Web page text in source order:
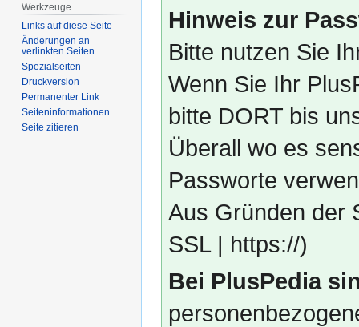
Hinweis zur
Bitte nutzen Sie
Wenn Sie Ihr
bitte DORT bis
Überall wo es
Passworte
Aus Gründen der
SSL | https://)
Bei PlusPedia
Werkzeuge
Links auf diese Seite
Änderungen an
verlinkten Seiten
Spezialseiten
Druckversion
Permanenter Link
Seiten­­informationen
Seite zitieren